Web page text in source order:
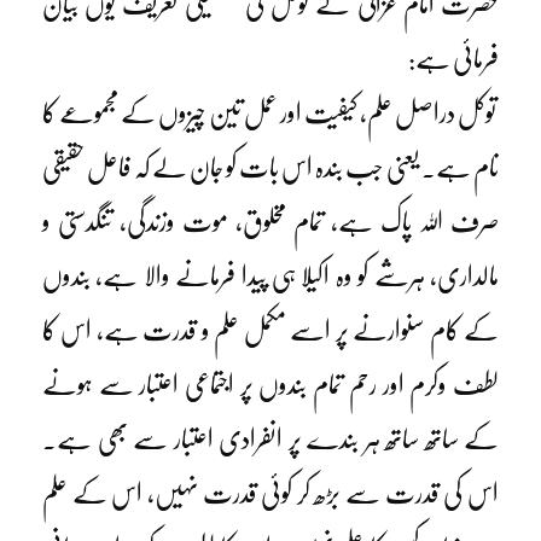
فرمائی ہے:
توکل دراصل علم، کیفیت اور عمل تین چیزوں کے مجموعے کا
نام ہے۔ یعنی جب بندہ اس بات کو جان لے کہ فاعل حقیقی
صرف اللہ پاک ہے، تمام مخلوق، موت وزندگی، تنگدستی و
مالداری، ہرشے کو وہ اکیلا ہی پیدا فرمانے والا ہے، بندوں
کے کام سنوارنے پر اسے مکمل علم و قدرت ہے، اس کا
لطف وکرم اور رحم تمام بندوں پر اجتماعی اعتبار سے ہونے
کے ساتھ ساتھ ہر بندے پر انفرادی اعتبار سے بھی ہے۔
اس کی قدرت سے بڑھ کر کوئی قدرت نہیں، اس کے علم